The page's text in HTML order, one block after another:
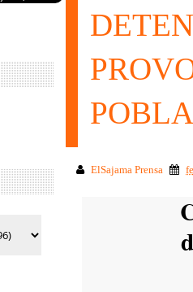
ElSajama Prensa